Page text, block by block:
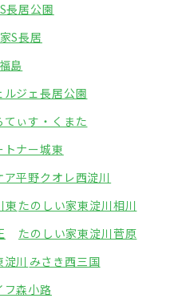
長居公園
S長居
島
ルジェ長居公園
てぃす・くまた
トナー城東
ア平野クオレ西淀川
東 たのしい家東淀川相川
たのしい家東淀川菅原
淀川 みさき西三国
フ森小路